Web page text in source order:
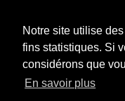
Notre site utilise
fins statistiques. Si
considérons que
En savoir plus